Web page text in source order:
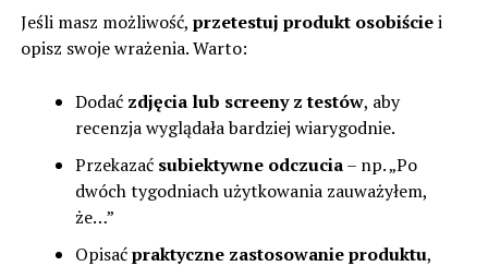
Jeśli masz możliwość, przetestuj produkt osobiściei
opisz swoje wrażenia. Warto:
Dodać zdjęcia lub screeny z testów, aby
recenzja wyglądała bardziej wiarygodnie.
Przekazać subiektywne odczucia– np. „Po
dwóch tygodniach użytkowania zauważyłem,
że…”
Opisaćpraktyczne zastosowanie produktu,